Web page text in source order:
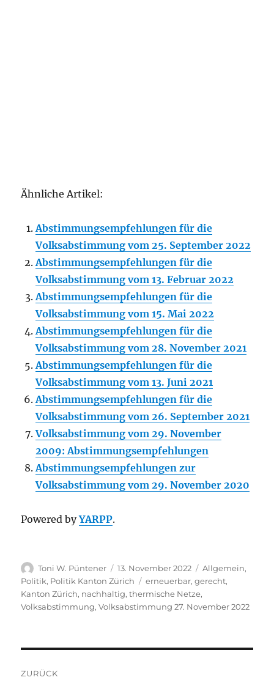
Ähnliche Artikel:
Abstimmungsempfehlungen für die
Volksabstimmung vom 25. September 2022
Abstimmungsempfehlungen für die
Volksabstimmung vom 13. Februar 2022
Abstimmungsempfehlungen für die
Volksabstimmung vom 15. Mai 2022
Abstimmungsempfehlungen für die
Volksabstimmung vom 28. November 2021
Abstimmungsempfehlungen für die
Volksabstimmung vom 13. Juni 2021
Abstimmungsempfehlungen für die
Volksabstimmung vom 26. September 2021
Volksabstimmung vom 29. November
2009: Abstimmungsempfehlungen
Abstimmungsempfehlungen zur
Volksabstimmung vom 29. November 2020
Powered byYARPP.
Autor
Toni W. Püntener
Veröffentlicht
am
13. November 2022 Kategorien
Allgemein,
Politik, Politik Kanton Zürich Schlagwörter
erneuerbar,gerecht,
Kanton Zürich, nachhaltig,thermische Netze,
Volksabstimmung,Volksabstimmung 27. November 2022
ZURÜCK